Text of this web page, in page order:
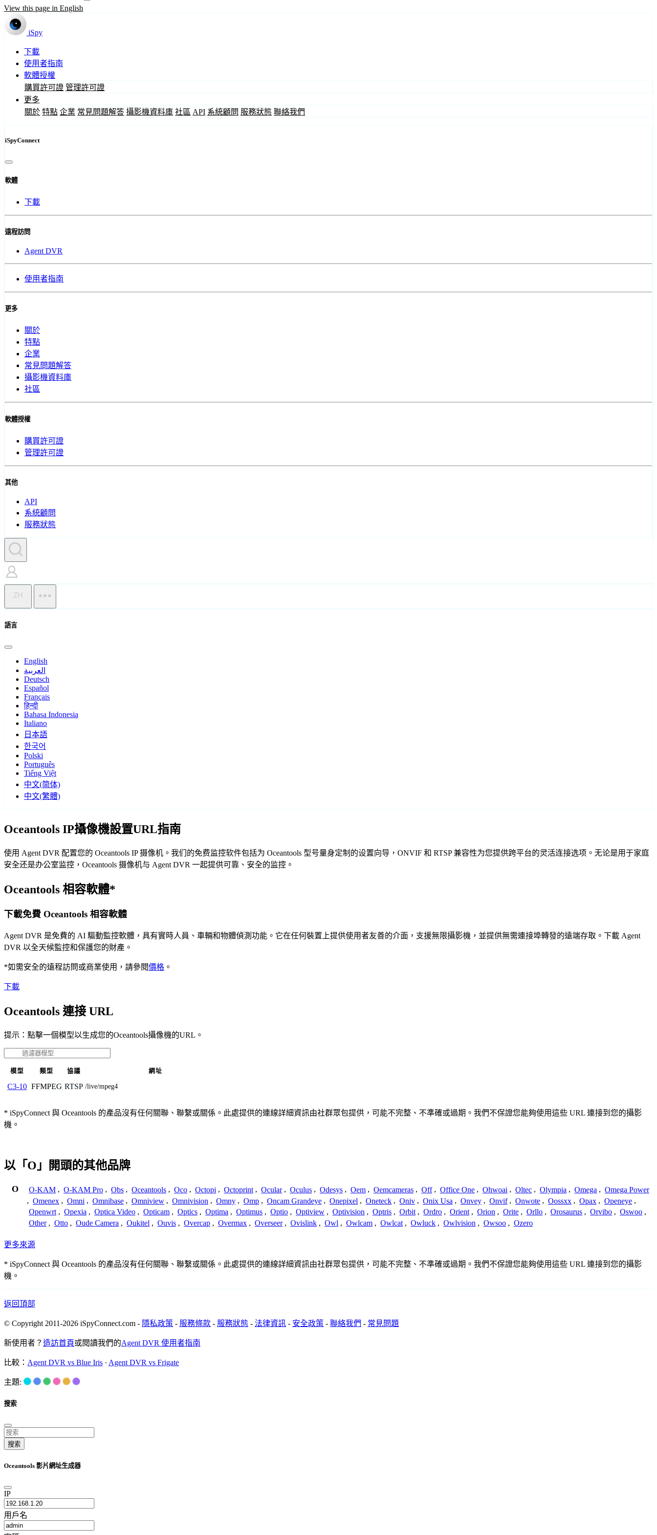
View this page in English
iSpy
下載
使用者指南
軟體授權
購買許可證 管理許可證
更多
關於 特點 企業 常見問題解答 攝影機資料庫 社區 API 系統顧問 服務狀態 聯絡我們
iSpyConnect
軟體
下載
遠程訪問
Agent DVR
使用者指南
更多
關於
特點
企業
常見問題解答
攝影機資料庫
社區
軟體授權
購買許可證
管理許可證
其他
API
系統顧問
服務狀態
ZH
語言
English
العربية
Deutsch
Español
Français
हिन्दी
Bahasa Indonesia
Italiano
日本語
한국어
Polski
Português
Tiếng Việt
中文(简体)
中文(繁體)
Oceantools IP攝像機設置URL指南
使用 Agent DVR 配置您的 Oceantools IP 摄像机。我们的免费监控软件包括为 Oceantools 型号量身定制的设置向导，ONVIF 和 RTSP 兼容性为您提供跨平台的灵活连接选项。无论是用于家庭
安全还是办公室监控，Oceantools 摄像机与 Agent DVR 一起提供可靠、安全的监控。
Oceantools 相容軟體*
下載免費 Oceantools 相容軟體
Agent DVR 是免費的 AI 驅動監控軟體，具有實時人員、車輛和物體偵測功能。它在任何裝置上提供使用者友善的介面，支援無限攝影機，並提供無需連接埠轉發的遠端存取。下載 Agent
DVR 以全天候監控和保護您的財產。
*如需安全的遠程訪問或商業使用，請參閱價格 。
下載
Oceantools 連接 URL
提示：點擊一個模型以生成您的Oceantools攝像機的URL。
模型 類型 協議 網址
C3-10 FFMPEG RTSP /live/mpeg4
* iSpyConnect 與 Oceantools 的產品沒有任何關聯、聯繫或關係。此處提供的連線詳細資訊由社群眾包提供，可能不完整、不準確或過期。我們不保證您能夠使用這些 URL 連接到您的攝影
機。
以「O」開頭的其他品牌
O O-KAM , O-KAM Pro , Obs , Oceantools , Oco , Octopi , Octoprint , Ocular , Oculus , Odesys , Oem , Oemcameras , Off , Office One , Ohwoai , Oltec , Olympia , Omega , Omega Power
, Omenex , Omni , Omnibase , Omniview , Omnivision , Omny , Omp , Oncam Grandeye , Onepixel , Oneteck , Oniv , Onix Usa , Onvey , Onvif , Onwote , Oossxx , Opax , Openeye ,
Openwrt , Opexia , Optica Video , Opticam , Optics , Optima , Optimus , Optio , Optiview , Optivision , Optris , Orbit , Ordro , Orient , Orion , Orite , Orllo , Orosaurus , Orvibo , Oswoo ,
Other , Otto , Oude Camera , Oukitel , Ouvis , Overcap , Overmax , Overseer , Ovislink , Owl , Owlcam , Owlcat , Owluck , Owlvision , Owsoo , Ozero
更多來源
* iSpyConnect 與 Oceantools 的產品沒有任何關聯、聯繫或關係。此處提供的連線詳細資訊由社群眾包提供，可能不完整、不準確或過期。我們不保證您能夠使用這些 URL 連接到您的攝影
機。
返回頂部
© Copyright 2011-2026 iSpyConnect.com - 隱私政策 - 服務條款 - 服務狀態 - 法律資訊 - 安全政策 - 聯絡我們 - 常見問題
新使用者？ 造訪首頁或閱讀我們的Agent DVR 使用者指南
比較： Agent DVR vs Blue Iris · Agent DVR vs Frigate
主題:
搜索
搜索
Oceantools 影片網址生成器
IP
用戶名